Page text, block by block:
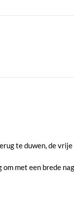
te duwen, de
met een brede